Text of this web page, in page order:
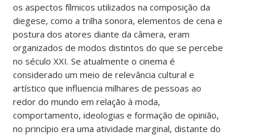
os aspectos fílmicos utilizados na composição da
diegese, como a trilha sonora, elementos de cena e
postura dos atores diante da câmera, eram
organizados de modos distintos do que se percebe
no século XXI. Se atualmente o cinema é
considerado um meio de relevância cultural e
artístico que influencia milhares de pessoas ao
redor do mundo em relação à moda,
comportamento, ideologias e formação de opinião,
no princípio era uma atividade marginal, distante do